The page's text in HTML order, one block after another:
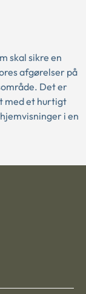
skal sikre en
afgørelser på
Det er
med et hurtigt
i en